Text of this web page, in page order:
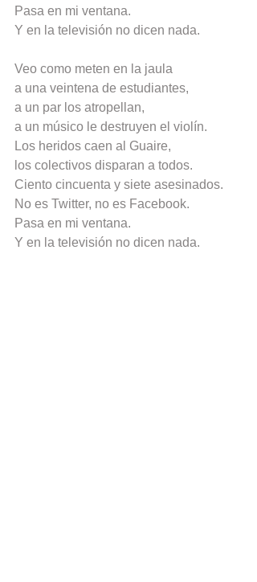
Pasa en mi ventana.
Y en la televisión no dicen nada.
Veo como meten en la jaula
a una veintena de estudiantes,
a un par los atropellan,
a un músico le destruyen el violín.
Los heridos caen al Guaire,
los colectivos disparan a todos.
Ciento cincuenta y siete asesinados.
No es Twitter, no es Facebook.
Pasa en mi ventana.
Y en la televisión no dicen nada.